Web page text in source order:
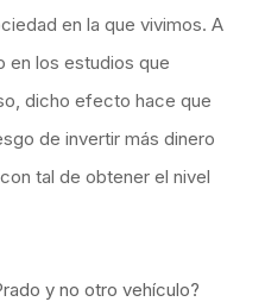
en la que vivimos. A
en los estudios que
dicho efecto hace que
de invertir más dinero
tal de obtener el nivel
y no otro vehículo?